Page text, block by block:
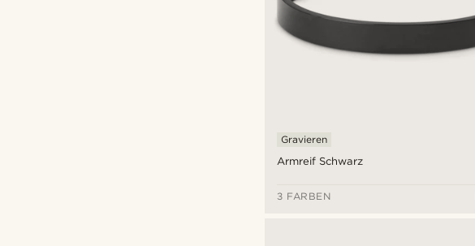
Armreif Schwarz
Gravieren
3 FARBEN